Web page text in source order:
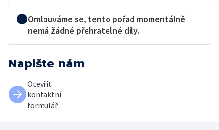
Omlouváme se, tento pořad momentálně
nemá žádné přehratelné díly.
Napište nám
Otevřít
kontaktní
formulář